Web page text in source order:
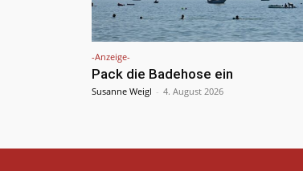
-Anzeige-
Pack die Badehose ein
Susanne Weigl - 4. August 2026